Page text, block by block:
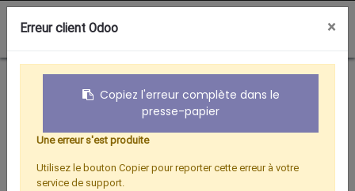
0
Boutique
Confortique
CABLE 50M VIDEO+ALIMENTATION POUR CAMERA
Erreur client Odoo ×
Copiez l'erreur complète dans le
presse-papier
Une erreur s'est produite
Utilisez le bouton Copier pour reporter cette erreur à votre
service de support.